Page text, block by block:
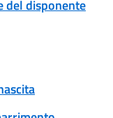
del disponente